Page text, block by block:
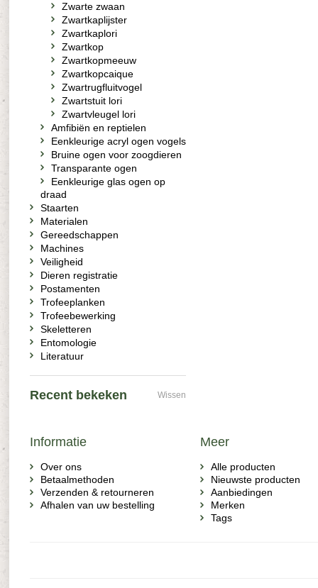
Zwarte zwaan
Zwartkaplijster
Zwartkaplori
Zwartkop
Zwartkopmeeuw
Zwartkopcaique
Zwartrugfluitvogel
Zwartstuit lori
Zwartvleugel lori
Amfibiën en reptielen
Eenkleurige acryl ogen vogels
Bruine ogen voor zoogdieren
Transparante ogen
Eenkleurige glas ogen op
draad
Staarten
Materialen
Gereedschappen
Machines
Veiligheid
Dieren registratie
Postamenten
Trofeeplanken
Trofeebewerking
Skeletteren
Entomologie
Literatuur
Recent bekeken Wissen
Informatie
Over ons
Betaalmethoden
Verzenden & retourneren
Afhalen van uw bestelling
Meer
Alle producten
Nieuwste producten
Aanbiedingen
Merken
Tags